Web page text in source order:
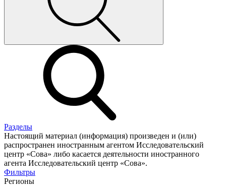
Разделы
Настоящий материал (информация) произведен и (или)
распространен иностранным агентом Исследовательский
центр «Сова» либо касается деятельности иностранного
агента Исследовательский центр «Сова».
Фильтры
Регионы